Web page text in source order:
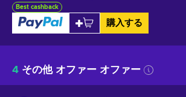
Best cashback
購入する
4 その他 オファー オファー